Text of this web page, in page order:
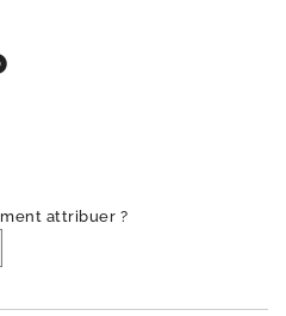
attribuer ?